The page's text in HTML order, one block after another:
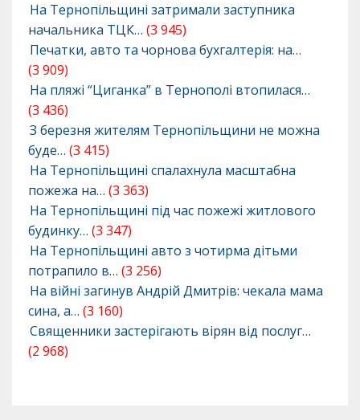
На Тернопільщині затримали заступника
начальника ТЦК… (3 945)
Печатки, авто та чорнова бухгалтерія: на…
(3 909)
На пляжі “Циганка” в Тернополі втопилася…
(3 436)
З березня жителям Тернопільщини не можна
буде… (3 415)
На Тернопільщині спалахнула масштабна
пожежа на… (3 363)
На Тернопільщині під час пожежі житлового
будинку… (3 347)
На Тернопільщині авто з чотирма дітьми
потрапило в… (3 256)
На війні загинув Андрій Дмитрів: чекала мама
сина, а… (3 160)
Священники застерігають вірян від послуг…
(2 968)